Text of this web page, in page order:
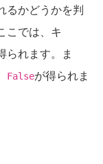
るかどうかを判
こでは、キ
られます。ま
Falseが得られま